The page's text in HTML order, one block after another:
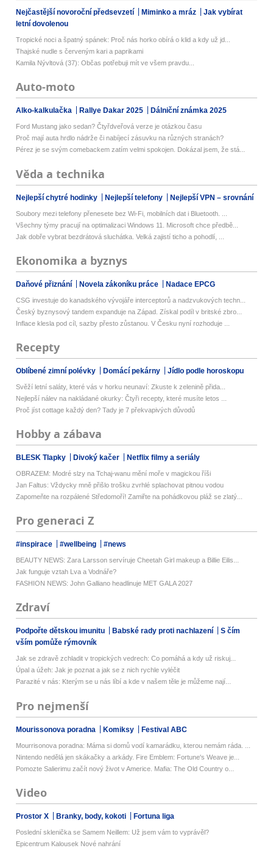
Nejčastější novoroční předsevzetí Miminko a mráz
Jak vybírat
letní dovolenou
Tropické noci a špatný spánek: Proč nás horko obírá o klid a kdy už jd...
Thajské nudle s červeným kari a paprikami
Kamila Nývltová (37): Občas potřebuji mít ve všem pravdu...
Auto-moto
Alko-kalkulačka Rallye Dakar 2025 Dálniční známka 2025
Ford Mustang jako sedan? Čtyřdveřová verze je otázkou času
Proč mají auta hrdlo nádrže či nabíjecí zásuvku na různých stranách?
Pérez je se svým comebackem zatím velmi spokojen. Dokázal jsem, že stá...
Věda a technika
Nejlepší chytré hodinky Nejlepší telefony Nejlepší VPN – srovnání
Soubory mezi telefony přenesete bez Wi-Fi, mobilních dat i Bluetooth. ...
Všechny týmy pracují na optimalizaci Windows 11. Microsoft chce předbě...
Jak dobře vybrat bezdrátová sluchátka. Velká zajistí ticho a pohodlí, ...
Ekonomika a byznys
Daňové přiznání Novela zákoníku práce Nadace EPCG
CSG investuje do kanadského vývojáře interceptorů a nadzvukových techn...
Český byznysový tandem expanduje na Západ. Získal podíl v britské zbro...
Inflace klesla pod cíl, sazby přesto zůstanou. V Česku nyní rozhoduje ...
Recepty
Oblíbené zimní polévky Domácí pekárny Jídlo podle horoskopu
Svěží letní saláty, které vás v horku neunaví: Zkuste k zelenině přida...
Nejlepší nálev na nakládané okurky: Čtyři recepty, které musíte letos ...
Proč jíst cottage každý den? Tady je 7 překvapivých důvodů
Hobby a zábava
BLESK Tlapky Divoký kačer Netflix filmy a seriály
OBRAZEM: Modré slzy na Tchaj-wanu mění moře v magickou říši
Jan Faltus: Vždycky mně přišlo trošku zvrhlé splachovat pitnou vodou
Zapomeňte na rozpálené Středomoří! Zamiřte na pohádkovou pláž se zlatý...
Pro generaci Z
#inspirace #wellbeing #news
BEAUTY NEWS: Zara Larsson servíruje Cheetah Girl makeup a Billie Eilis...
Jak funguje vztah Lva a Vodnáře?
FASHION NEWS: John Galliano headlinuje MET GALA 2027
Zdraví
Podpořte dětskou imunitu Babské rady proti nachlazení
S čím
vším pomůže rýmovník
Jak se zdravě zchladit v tropických vedrech: Co pomáhá a kdy už riskuj...
Úpal a úžeh: Jak je poznat a jak se z nich rychle vyléčit
Parazité v nás: Kterým se u nás líbí a kde v našem těle je můžeme nají...
Pro nejmenší
Mourissonova poradna Komiksy Festival ABC
Mourrisonova poradna: Máma si domů vodí kamarádku, kterou nemám ráda. ...
Nintendo nedělá jen skákačky a arkády. Fire Emblem: Fortune's Weave je...
Pomozte Salierimu začít nový život v Americe. Mafia: The Old Country o...
Video
Prostor X Branky, body, kokoti Fortuna liga
Poslední sklenička se Samem Neillem: Už jsem vám to vyprávěl?
Epicentrum Kalousek Nové nahrání